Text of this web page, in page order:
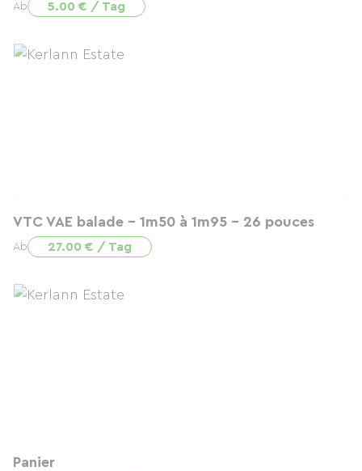
Ab 5.00 € / Tag
VTC VAE balade - 1m50 à 1m95 - 26 pouces
Ab 27.00 € / Tag
Panier